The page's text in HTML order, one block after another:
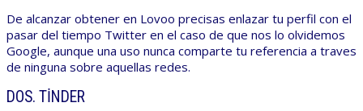
De alcanzar obtener en Lovoo precisas enlazar tu perfil con el
pasar del tiempo Twitter en el caso de que nos lo olvidemos
Google, aunque una uso nunca comparte tu referencia a traves
de ninguna sobre aquellas redes.
DOS. TINDER